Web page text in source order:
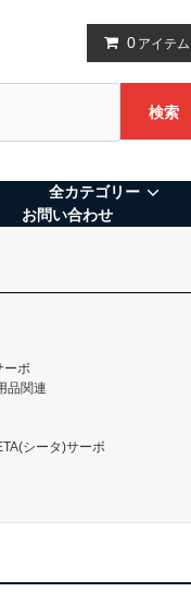
検索
0 アイテム
全カテゴリー
お問い合わせ
ーボ
品関連
シータ)サーボ